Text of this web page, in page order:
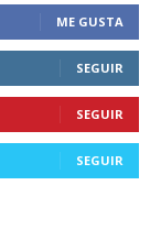
ME GUSTA
SEGUIR
SEGUIR
SEGUIR